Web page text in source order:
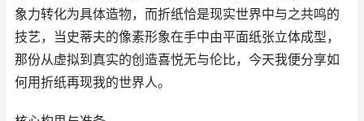
象力转化为具体造物，而折纸恰是现实世界中与之共鸣的
技艺，当史蒂夫的像素形象在手中由平面纸张立体成型，
那份从虚拟到真实的创造喜悦无与伦比，今天我便分享如
何用折纸再现我的世界人。